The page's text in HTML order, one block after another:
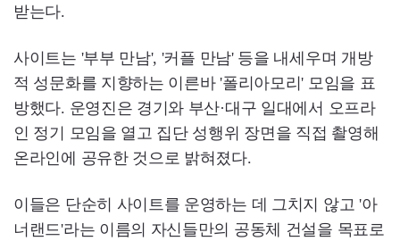
받는다.
사이트는 '부부 만남', '커플 만남' 등을 내세우며 개방
적 성문화를 지향하는 이른바 '폴리아모리' 모임을 표
방했다. 운영진은 경기와 부산·대구 일대에서 오프라
인 정기 모임을 열고 집단 성행위 장면을 직접 촬영해
온라인에 공유한 것으로 밝혀졌다.
이들은 단순히 사이트를 운영하는 데 그치지 않고 '아
너랜드'라는 이름의 자신들만의 공동체 건설을 목표로